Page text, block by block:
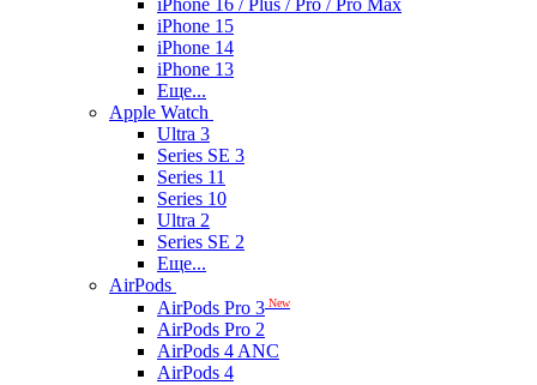
iPhone 16 / Plus / Pro / Pro Max
iPhone 15
iPhone 14
iPhone 13
Еще...
Apple Watch
Ultra 3
Series SE 3
Series 11
Series 10
Ultra 2
Series SE 2
Еще...
AirPods
AirPods Pro 3 New
AirPods Pro 2
AirPods 4 ANC
AirPods 4